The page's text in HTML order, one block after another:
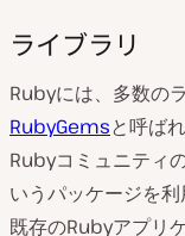
ライブラリ
Rubyには、多数の
RubyGemsと呼ば
Rubyコミュニティ
いうパッケージを
既存のRubyアプリ